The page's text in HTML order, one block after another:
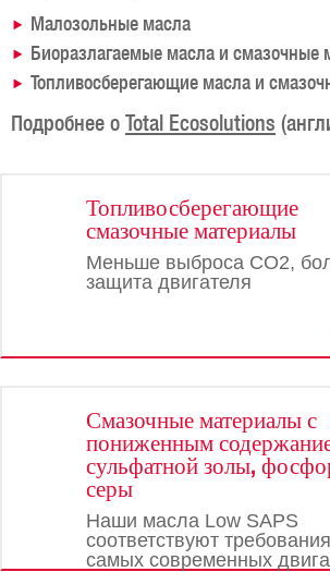
Малозольные масла
Биоразлагаемые масла и смазочные
Топливосберегающие масла и
Подробнее о Total Ecosolutions
Топливосберегающие
смазочные материалы
Меньше выброса CO2,
защита двигателя
Смазочные материалы с
пониженным
сульфатной золы,
серы
Наши масла Low SAPS
соответствуют
самых современных